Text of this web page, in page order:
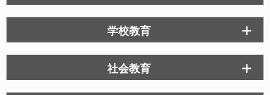
学校教育
社会教育